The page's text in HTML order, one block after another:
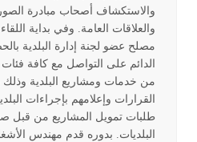
والاستكشاف أصحاب مبادرة
والعلاقات العامة. وفي بداية
مصلح عضو لجنة إدارة البلدية
الدائم على التواصل مع كافة
من خدمات ومشاريع البلدية
القرارات وإعلامهم بإجراءات
طلبات تمويل المشاريع من قبل
البلديات. بدوره قدم مهندس